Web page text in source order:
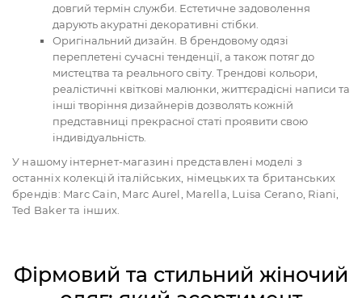
довгий термін служби. Естетичне задоволення
дарують акуратні декоративні стібки.
Оригінальний дизайн. В брендовому одязі
переплетені сучасні тенденції, а також потяг до
мистецтва та реального світу. Трендові кольори,
реалістичні квіткові малюнки, життєрадісні написи та
інші творіння дизайнерів дозволять кожній
представниці прекрасної статі проявити свою
індивідуальність.
У нашому інтернет-магазині представлені моделі з
останніх колекцій італійських, німецьких та британських
брендів: Marc Cain, Marc Aurel, Marella, Luisa Cerano, Riani,
Ted Baker та інших.
Фірмовий та стильний жіночий